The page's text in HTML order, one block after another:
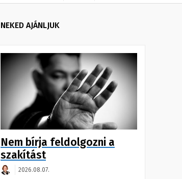
NEKED AJÁNLJUK
Nem bírja feldolgozni a
szakítást
2026.08.07.